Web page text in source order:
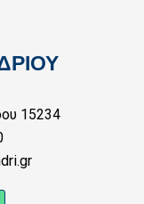
15234